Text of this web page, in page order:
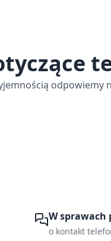
odpowiemy
W
o kontakt